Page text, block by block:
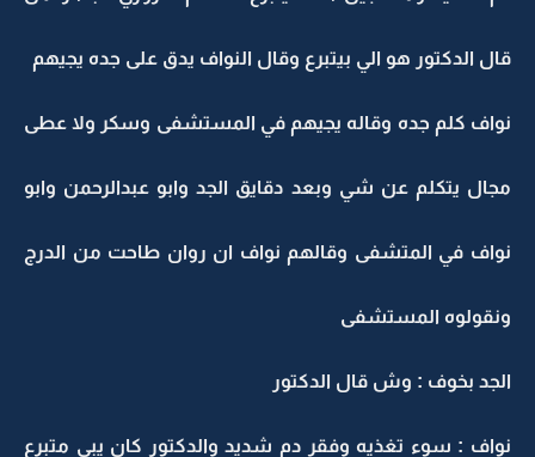
قال الدكتور هو الي بيتبرع وقال النواف يدق على جده يجيهم
نواف كلم جده وقاله يجيهم في المستشفى وسكر ولا عطى
مجال يتكلم عن شي وبعد دقايق الجد وابو عبدالرحمن وابو
نواف في المتشفى وقالهم نواف ان روان طاحت من الدرج
ونقولوه المستشفى
الجد بخوف : وش قال الدكتور
نواف : سوء تغذيه وفقر دم شديد والدكتور كان يبي متبرع